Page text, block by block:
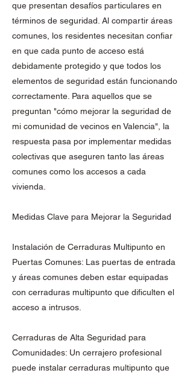
que presentan desafíos particulares en
términos de seguridad. Al compartir áreas
comunes, los residentes necesitan confiar
en que cada punto de acceso está
debidamente protegido y que todos los
elementos de seguridad están funcionando
correctamente. Para aquellos que se
preguntan "cómo mejorar la seguridad de
mi comunidad de vecinos en Valencia", la
respuesta pasa por implementar medidas
colectivas que aseguren tanto las áreas
comunes como los accesos a cada
vivienda.
Medidas Clave para Mejorar la Seguridad
Instalación de Cerraduras Multipunto en
Puertas Comunes: Las puertas de entrada
y áreas comunes deben estar equipadas
con cerraduras multipunto que dificulten el
acceso a intrusos.
Cerraduras de Alta Seguridad para
Comunidades: Un cerrajero profesional
puede instalar cerraduras multipunto que